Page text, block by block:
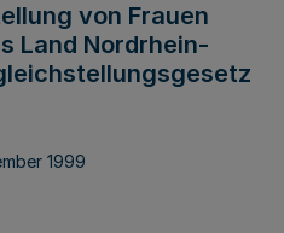
von Frauen
Land Nordrhein-
1999